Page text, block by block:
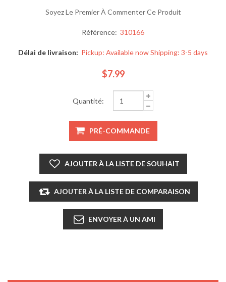
Soyez Le Premier À Commenter Ce Produit
Référence: 310166
Délai de livraison: Pickup: Available now Shipping: 3-5 days
$7.99
Quantité: